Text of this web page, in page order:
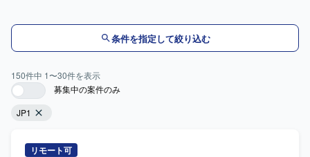
条件を指定して絞り込む
150件中 1〜30件を表示
募集中の案件のみ
JP1
リモート可